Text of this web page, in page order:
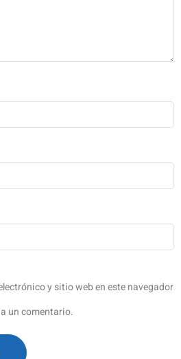
y sitio web en este navegador
un comentario.